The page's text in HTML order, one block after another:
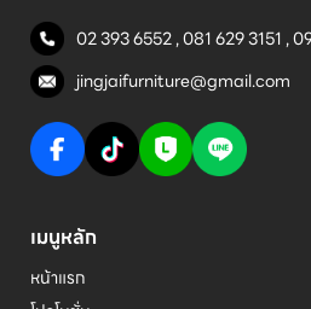
02 393 6552,081 629 3151 ,
jingjaifurniture@gmail.com
เมนูหลัก
หน้าแรก